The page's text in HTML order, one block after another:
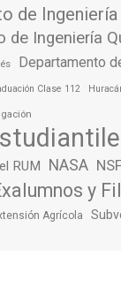
de
de Ingeniería
Departamento
Clase 112
RUM NASA
y
Agrícola